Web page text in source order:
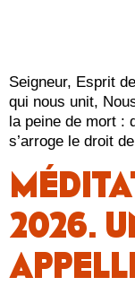
Seigneur, Esprit
qui nous unit,
la peine de mort :
s’arroge le droit
2026.